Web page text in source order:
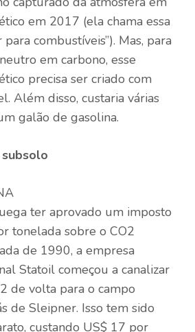
em 2017 (ela chama essa
combustíveis”). Mas, para
em carbono, esse
precisa ser criado com
Além disso, custaria várias
galão de gasolina.
ter aprovado um imposto
tonelada sobre o CO2
de 1990, a empresa
Statoil começou a canalizar
de volta para o campo
de Sleipner. Isso tem sido
custando US$ 17 por